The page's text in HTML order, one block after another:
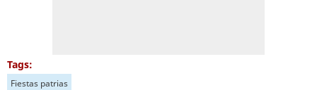
Tags:
Fiestas patrias